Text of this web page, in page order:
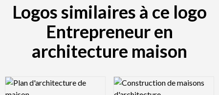
Logos similaires à ce logo
Entrepreneur en
architecture maison
Logo Preview Image Logo Preview Image